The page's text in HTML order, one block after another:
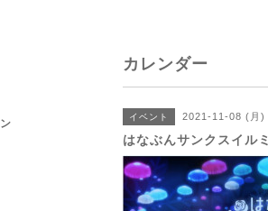
カレンダー
イベント 2021-11-08 (月)
はなぶんサンクスイルミ